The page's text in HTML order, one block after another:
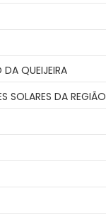
DA QUEIJEIRA
SOLARES DA REGIÃO